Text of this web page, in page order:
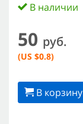
В наличии
50 руб.
(US $0.8)
В корзину